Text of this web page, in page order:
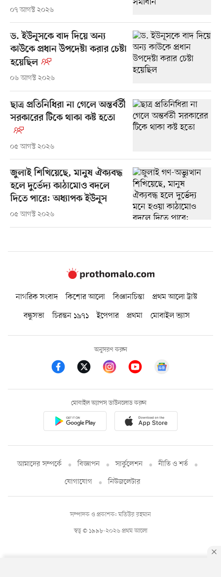
০৭ আগস্ট ২০২৬
ড. ইউনূসকে বাদ দিয়ে অন্য
কাউকে প্রধান উপদেষ্টা করার চেষ্টা
হয়েছিল
০৬ আগস্ট ২০২৬
ছাত্র প্রতিনিধিরা না গেলে অন্তর্বর্তী
সরকারের টিকে থাকা কষ্ট হতো
০৫ আগস্ট ২০২৬
জুলাই শিখিয়েছে, মানুষ ঐক্যবদ্ধ
হলে দুর্ভেদ্য কাঠামোও বদলে
দিতে পারে: অধ্যাপক ইউনূস
০৫ আগস্ট ২০২৬
নাগরিক সংবাদ কিশোর আলো বিজ্ঞানচিন্তা
প্রথম আলো ট্রাস্ট
বন্ধুসভা
চিরন্তন ১৯৭১ ইপেপার প্রথমা মোবাইল ভ্যাস
অনুসরণ করুন
মোবাইল অ্যাপস ডাউনলোড করুন
আমাদের সম্পর্কে বিজ্ঞাপন সার্কুলেশন
নীতি ও শর্ত
যোগাযোগ
নিউজলেটার
স্বত্ব © ১৯৯৮-২০২৬ প্রথম আলো
সম্পাদক ও প্রকাশক: মতিউর রহমান